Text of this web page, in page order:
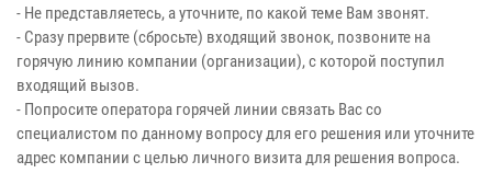
- Не представляетесь, а уточните, по какой теме Вам звонят.
- Сразу прервите (сбросьте) входящий звонок, позвоните на
горячую линию компании (организации), с которой поступил
входящий вызов.
- Попросите оператора горячей линии связать Вас со
специалистом по данному вопросу для его решения или уточните
адрес компании с целью личного визита для решения вопроса.